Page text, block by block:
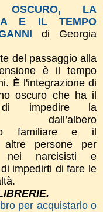
LA
E IL TEMPO
di Georgia
del passaggio alla
è il tempo
È l'integrazione di
oscuro che ha il
di impedire la
dall’albero
familiare e il
persone per
nei narcisisti e
impedirti di fare le
per acquistarlo o